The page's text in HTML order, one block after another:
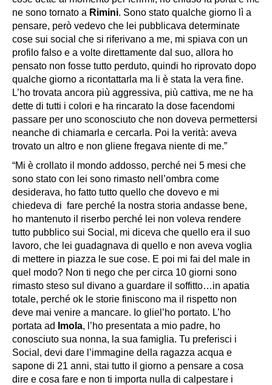
ne sono tornato a Rimini. Sono stato qualche giorno lì a
pensare, però vedevo che lei pubblicava determinate
cose sui social che si riferivano a me, mi spiava con un
profilo falso e a volte direttamente dal suo, allora ho
pensato non fosse tutto perduto, quindi ho riprovato dopo
qualche giorno a ricontattarla ma li è stata la vera fine.
L’ho trovata ancora più aggressiva, più cattiva, me ne ha
dette di tutti i colori e ha rincarato la dose facendomi
passare per uno sconosciuto che non doveva permettersi
neanche di chiamarla e cercarla. Poi la verità: aveva
trovato un altro e non gliene fregava niente di me.”
“Mi è crollato il mondo addosso, perché nei 5 mesi che
sono stato con lei sono rimasto nell’ombra come
desiderava, ho fatto tutto quello che dovevo e mi
chiedeva di fare perché la nostra storia andasse bene,
ho mantenuto il riserbo perché lei non voleva rendere
tutto pubblico sui Social, mi diceva che quello era il suo
lavoro, che lei guadagnava di quello e non aveva voglia
di mettere in piazza le sue cose. E poi mi fai del male in
quel modo? Non ti nego che per circa 10 giorni sono
rimasto steso sul divano a guardare il soffitto…in apatia
totale, perché ok le storie finiscono ma il rispetto non
deve mai venire a mancare. Io gliel’ho portato. L’ho
portata ad
Imola, l’ho presentata a mio padre, ho
conosciuto sua nonna, la sua famiglia. Tu preferisci i
Social, devi dare l’immagine della ragazza acqua e
sapone di 21 anni, stai tutto il giorno a pensare a cosa
dire e cosa fare e non ti importa nulla di calpestare i